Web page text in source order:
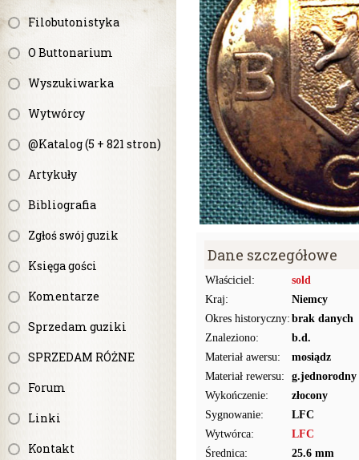
Filobutonistyka
O Buttonarium
Wyszukiwarka
Wytwórcy
@Katalog (5 + 821 stron)
Artykuły
Bibliografia
Zgłoś swój guzik
Księga gości
Komentarze
Sprzedam guziki
SPRZEDAM RÓŻNE
Forum
Linki
Kontakt
Dane szczegółowe
Właściciel:
sold
Kraj:
Niemcy
Okres historyczny: brak danych
Znaleziono:
b.d.
Materiał awersu:
mosiądz
Materiał rewersu:
g.jednorodny
Wykończenie:
złocony
Sygnowanie:
LFC
Wytwórca:
LFC
Średnica:
25.6 mm